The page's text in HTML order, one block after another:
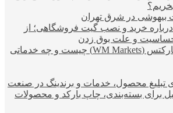
بخریم؟
بیهوشی در شرق تهران
خرید و نصب گیت فروشگاهی؛ از
حساسیت و علت بوق زدن
بروکر دبلیو ام مارکتس (WM Markets) چیست و چه خدماتی
تبلیغ محصول، خدمات و برندینگ در صنعت
برای بسته‌بندی، چاپ بارکد و محصولات